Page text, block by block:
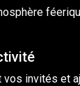
invités et